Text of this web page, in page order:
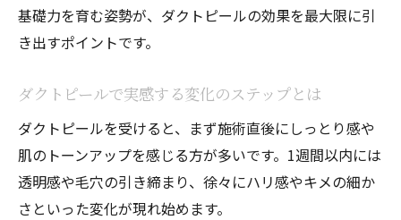
基礎力を育む姿勢が、ダクトピールの効果を最大限に引
き出すポイントです。
ダクトピールで実感する変化のステップとは
ダクトピールを受けると、まず施術直後にしっとり感や
肌のトーンアップを感じる方が多いです。1週間以内には
透明感や毛穴の引き締まり、徐々にハリ感やキメの細か
さといった変化が現れ始めます。